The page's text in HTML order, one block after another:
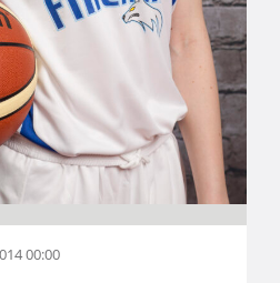
00:00